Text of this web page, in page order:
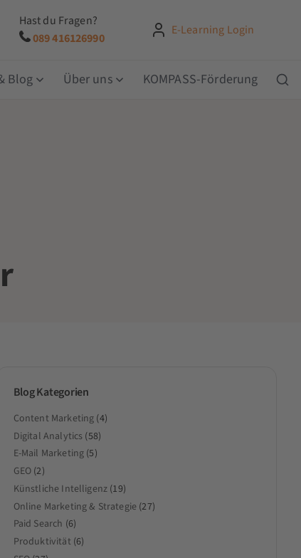
Hast du Fragen?
089 416126990
E-Learning Login
Blog Über uns KOMPASS-Förderung
Blog Kategorien
Content Marketing (4)
Digital Analytics (58)
E-Mail Marketing (5)
GEO (2)
Künstliche Intelligenz (19)
Online Marketing & Strategie (27)
Paid Search (6)
Produktivität(6)